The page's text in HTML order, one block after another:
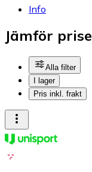
Info
Jämför
Alla filter
I lager
Pris inkl. frakt